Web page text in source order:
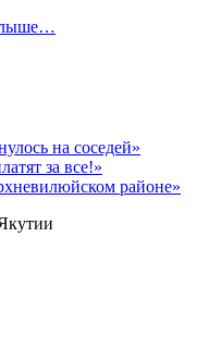
на соседей»
за все!»
районе»